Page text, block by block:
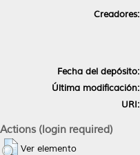
Creadores:
Fecha del depósito:
Última modificación:
URI:
Actions (login required)
Ver elemento